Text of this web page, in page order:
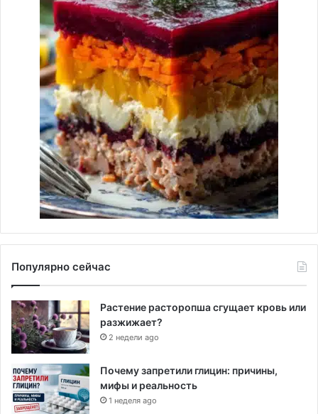
Популярно сейчас
Растение расторопша сгущает кровь или
разжижает?
2 недели ago
Почему запретили глицин: причины,
мифы и реальность
1 неделя ago